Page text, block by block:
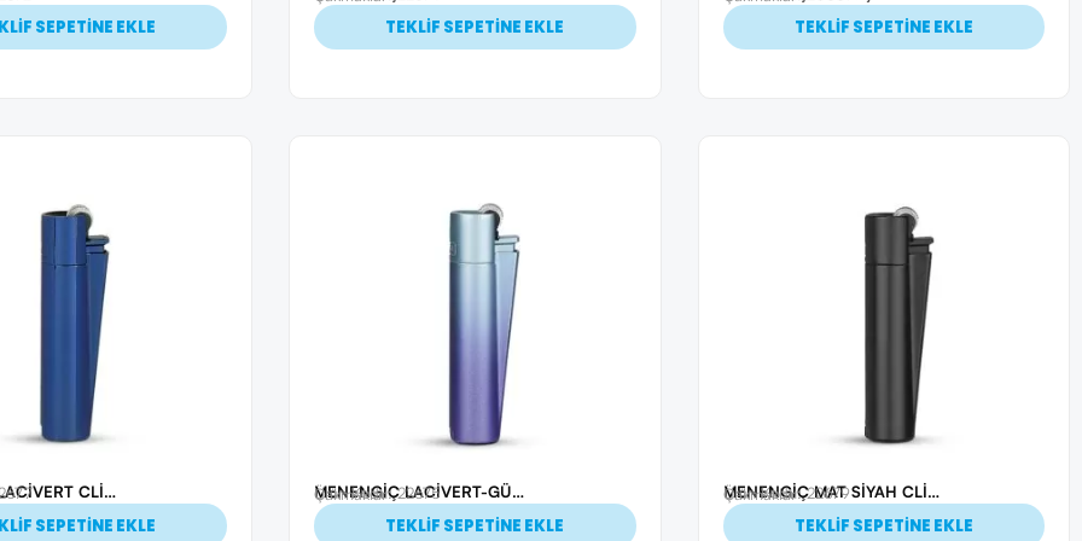
SEPETİNE EKLE TEKLİF SEPETİNE EKLE TEKLİF SEPETİNE EKLE
MENENGİÇ LACİVERT CLİPPER METAL SİBOPLU ÇAKMAK
SEPETİNE EKLE
MENENGİÇ LACİVERT-GÜMÜŞ CLİPPER METAL SİBOPLU ÇAKMAK
Ürün Kodu: 22675
Çakmaklar
TEKLİF SEPETİNE EKLE
MENENGİÇ MAT SİYAH CLİPPER METAL SİBOPLU ÇAKMAK
Ürün Kodu: 22679
Çakmaklar
TEKLİF SEPETİNE EKLE